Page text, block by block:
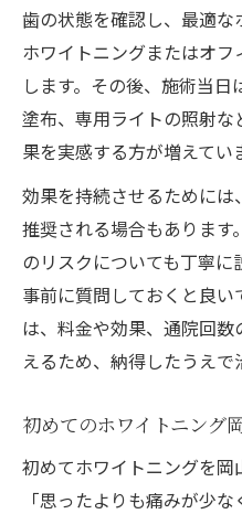
歯の状態を確認し、最適
ホワイトニングまたはオ
します。その後、施術当
塗布、専用ライトの照射
果を実感する方が増えてい
効果を持続させるために
推奨される場合もありま
のリスクについても丁寧
事前に質問しておくと良
は、料金や効果、通院回
えるため、納得したうえで
初めてのホワイトニング
初めてホワイトニングを岡
「思ったよりも痛みが少